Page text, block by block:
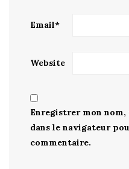
Email*
Website
Enregistrer mon
dans le navigateur
commentaire.